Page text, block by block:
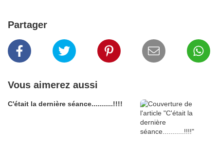
Partager
Vous aimerez aussi
C'était la dernière séance...........!!!!